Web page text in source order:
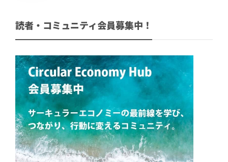
読者・コミュニティ会員募集中！